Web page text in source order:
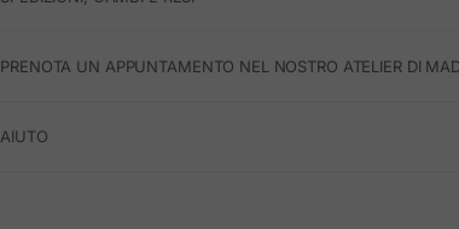
PRENOTA UN APPUNTAMENTO NEL NOSTRO ATELIER DI
AIUTO